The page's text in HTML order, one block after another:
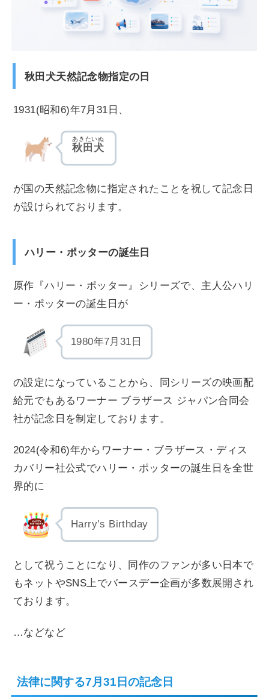
秋田犬天然記念物指定の日
1931(昭和6)年7月31日、
秋田犬
あきたいぬ
が国の天然記念物に指定されたことを祝して記念日
が設けられております。
ハリー・ポッターの誕生日
原作『ハリー・ポッター』シリーズで、主人公ハリ
ー・ポッターの誕生日が
1980年7月31日
の設定になっていることから、同シリーズの映画配
給元でもあるワーナー ブラザース ジャパン合同会
社が記念日を制定しております。
2024(令和6)年からワーナー・ブラザース・ディス
カバリー社公式でハリー・ポッターの誕生日を全世
界的に
Harry’s Birthday
として祝うことになり、同作のファンが多い日本で
もネットやSNS上でバースデー企画が多数展開され
ております。
…などなど
法律に関する7月31日の記念日